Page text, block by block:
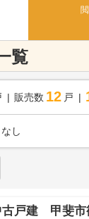
覧
販売数 12 戸
なし
古戸建 甲斐市